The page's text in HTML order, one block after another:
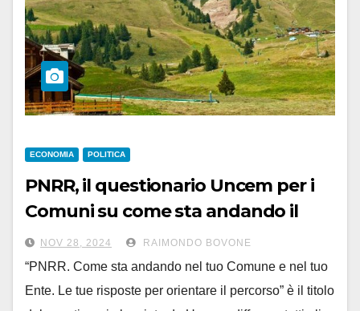
ECONOMIA POLITICA
PNRR, il questionario Uncem per i
Comuni su come sta andando il
piano
NOV 28, 2024 RAIMONDO BOVONE
“PNRR. Come sta andando nel tuo Comune e nel tuo
Ente. Le tue risposte per orientare il percorso” è il titolo